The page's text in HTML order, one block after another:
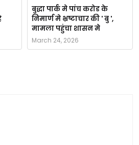
बुद्धा पार्क मे पांच करोड के
निमार्ण मे भ्रष्टाचार की ' बु ',
मामला पहुंचा शासन मे
March 24, 2026